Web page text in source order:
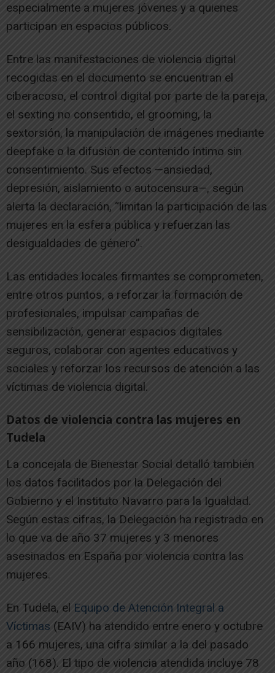
especialmente a mujeres jóvenes y a quienes
participan en espacios públicos.
Entre las manifestaciones de violencia digital
recogidas en el documento se encuentran el
ciberacoso, el control digital por parte de la pareja,
el sexting no consentido, el grooming, la
sextorsión, la manipulación de imágenes mediante
deepfake o la difusión de contenido íntimo sin
consentimiento. Sus efectos —ansiedad,
depresión, aislamiento o autocensura—, según
alerta la declaración, “limitan la participación de las
mujeres en la esfera pública y refuerzan las
desigualdades de género”.
Las entidades locales firmantes se comprometen,
entre otros puntos, a reforzar la formación de
profesionales, impulsar campañas de
sensibilización, generar espacios digitales
seguros, colaborar con agentes educativos y
sociales y reforzar los recursos de atención a las
víctimas de violencia digital.
Datos de violencia contra las mujeres en
Tudela
La concejala de Bienestar Social detalló también
los datos facilitados por la Delegación del
Gobierno y el Instituto Navarro para la Igualdad.
Según estas cifras, la Delegación ha registrado en
lo que va de año 37 mujeres y 3 menores
asesinados en España por violencia contra las
mujeres.
En Tudela, el Equipo de Atención Integral a
Víctimas (EAIV) ha atendido entre enero y octubre
a 166 mujeres, una cifra similar a la del pasado
año (168). El tipo de violencia atendida incluye 78